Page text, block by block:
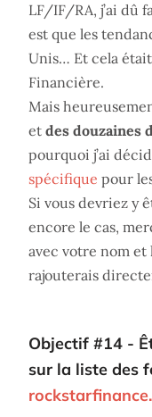
LF/IF/RA, j’ai dû
est que les
Unis… Et cela
Financière.
Mais
et des douzaines
pourquoi j’ai
spécifique pour
Si vous devriez y
encore le cas,
avec votre nom et
rajouterais
Objectif #14 -
sur la liste des